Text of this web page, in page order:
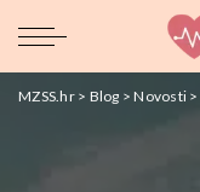
MZSS.hr> Blog >Novosti >